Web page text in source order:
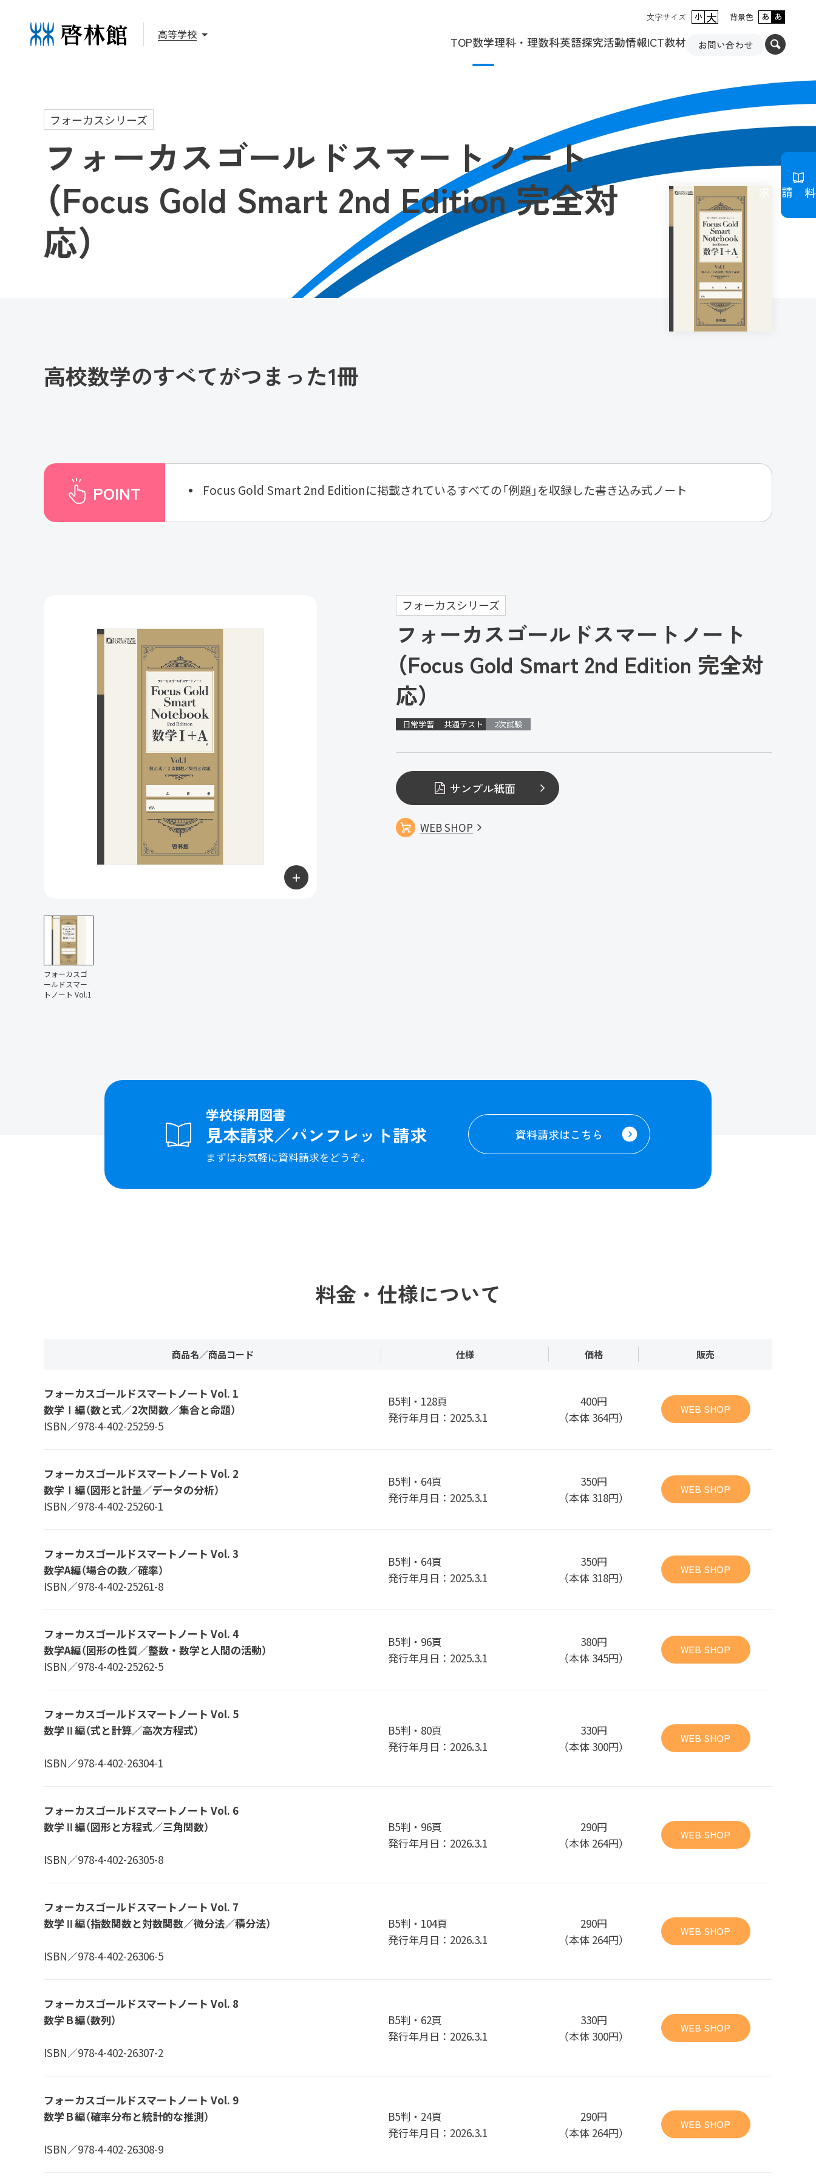
高等学校
文字サイズ 小 大 背景色 あ あ
TOP数学理科・理数科英語探究活動情報ICT教材 お問い合わせ
フォーカスシリーズ
フォーカスゴールドスマートノート
（Focus Gold Smart 2nd Edition 完全対
応）
高校数学のすべてがつまった1冊
POINT Focus Gold Smart 2nd Editionに掲載されているすべての「例題」を収録した書き込み式ノート
フォーカスシリーズ
フォーカスゴールドスマートノート
（Focus Gold Smart 2nd Edition 完全対
応）
日常学習 共通テスト 2次試験
＋
フォーカスゴ
ールドスマー
トノート Vol.1
サンプル紙面
WEB SHOP
学校採用図書
見本請求／パンフレット請求
まずはお気軽に資料請求をどうぞ。
資料請求はこちら
料金・仕様について
商品名／商品コード 仕様 価格 販売
フォーカスゴールドスマートノート Vol. 1
数学Ⅰ編（数と式／2次関数／集合と命題）
ISBN／978-4-402-25259-5
B5判・128頁
発行年月日：2025.3.1
400円
（本体 364円）
WEB SHOP
フォーカスゴールドスマートノート Vol. 2
数学Ⅰ編（図形と計量／データの分析）
ISBN／978-4-402-25260-1
B5判・64頁
発行年月日：2025.3.1
350円
（本体 318円）
WEB SHOP
フォーカスゴールドスマートノート Vol. 3
数学A編（場合の数／確率）
ISBN／978-4-402-25261-8
B5判・64頁
発行年月日：2025.3.1
350円
（本体 318円）
WEB SHOP
フォーカスゴールドスマートノート Vol. 4
数学A編（図形の性質／整数・数学と人間の活動）
ISBN／978-4-402-25262-5
B5判・96頁
発行年月日：2025.3.1
380円
（本体 345円）
WEB SHOP
フォーカスゴールドスマートノート Vol. 5
数学Ⅱ編（式と計算／高次方程式）
ISBN／978-4-402-26304-1
B5判・80頁
発行年月日：2026.3.1
330円
（本体 300円）
WEB SHOP
フォーカスゴールドスマートノート Vol. 6
数学Ⅱ編（図形と方程式／三角関数）
ISBN／978-4-402-26305-8
B5判・96頁
発行年月日：2026.3.1
290円
（本体 264円）
WEB SHOP
フォーカスゴールドスマートノート Vol. 7
数学Ⅱ編（指数関数と対数関数／微分法／積分法）
ISBN／978-4-402-26306-5
B5判・104頁
発行年月日：2026.3.1
290円
（本体 264円）
WEB SHOP
フォーカスゴールドスマートノート Vol. 8
数学Ｂ編（数列）
ISBN／978-4-402-26307-2
B5判・62頁
発行年月日：2026.3.1
330円
（本体 300円）
WEB SHOP
フォーカスゴールドスマートノート Vol. 9
数学Ｂ編（確率分布と統計的な推測）
ISBN／978-4-402-26308-9
B5判・24頁
発行年月日：2026.3.1
290円
（本体 264円）
WEB SHOP